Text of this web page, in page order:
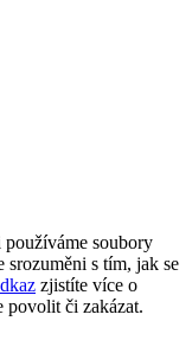
soubory
srozuměni s tím, jak se
zjistíte více o
povolit či zakázat.